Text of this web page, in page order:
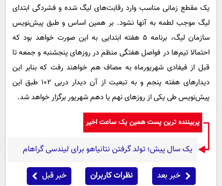
یک مقطع زمانی مناسب وارد رقابت‌های لیگ شده و فشردگی ابتدای
لیگ موجب لطمه به آنها نشود. بر همین اساس و طبق پیش‌نویس
سازمان لیگ، برنامه ۵ هفته ابتدایی به این صورت خواهد بود که
احتمالا تیم‌ها در فواصل هفتگی منظم در روزهای پنجشنبه و جمعه تا
قبل از فیفادی شهریورماه به مصاف هم خواهند رفت که بنابر این
دیدارهای هفته پنجم و به تبعیت از آن دیدار دربی ۱۰۲ طبق این
پیش‌نویس طی یکی از روزهای نهم یا دهم شهریور برگزار خواهد شد.
پربیننده ترین پست همین یک ساعت اخیر
یک سال پیش؛ تولد گرفتن نتانیاهو برای لیندسی گراهام
خبر بعد نظرات کاربران خبر قبل